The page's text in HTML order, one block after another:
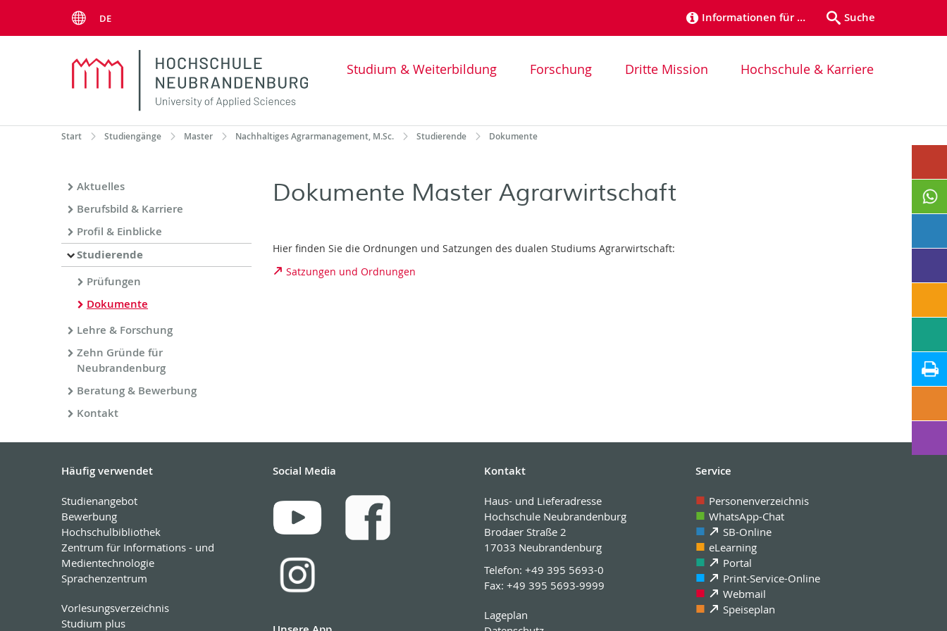
DE Informationen für … Suche
Studium & Weiterbildung Forschung Dritte Mission Hochschule & Karriere
Start Studiengänge Master Nachhaltiges Agrarmanagement, M.Sc. Studierende Dokumente
Aktuelles
Berufsbild & Karriere
Profil & Einblicke
Studierende
Prüfungen
Dokumente
Lehre & Forschung
Zehn Gründe für
Neubrandenburg
Beratung & Bewerbung
Kontakt
Dokumente Master Agrarwirtschaft
Hier finden Sie die Ordnungen und Satzungen des dualen Studiums Agrarwirtschaft:
Satzungen und Ordnungen
Häufig verwendet
Studienangebot
Bewerbung
Hochschulbibliothek
Zentrum für Informations - und
Medientechnologie
Sprachenzentrum
Vorlesungsverzeichnis
Studium plus
Social Media Kontakt
Haus- und Lieferadresse
Hochschule Neubrandenburg
Brodaer Straße 2
17033 Neubrandenburg
Telefon: +49 395 5693-0
Fax: +49 395 5693-9999
Lageplan
Service
Personenverzeichnis
WhatsApp-Chat
SB-Online
eLearning
Portal
Print-Service-Online
Webmail
Speiseplan